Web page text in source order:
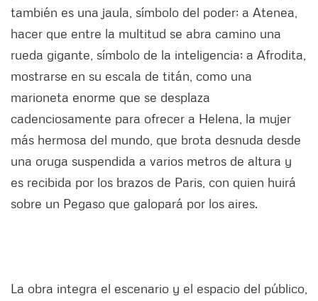
también es una jaula, símbolo del poder; a Atenea,
hacer que entre la multitud se abra camino una
rueda gigante, símbolo de la inteligencia; a Afrodita,
mostrarse en su escala de titán, como una
marioneta enorme que se desplaza
cadenciosamente para ofrecer a Helena, la mujer
más hermosa del mundo, que brota desnuda desde
una oruga suspendida a varios metros de altura y
es recibida por los brazos de Paris, con quien huirá
sobre un Pegaso que galopará por los aires.
La obra integra el escenario y el espacio del público,